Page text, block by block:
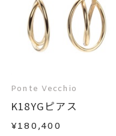
Ponte Vecchio
K18YGピアス
¥180,400